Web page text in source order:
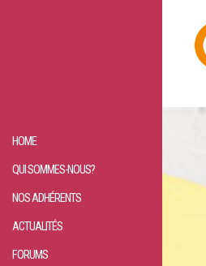
HOME
QUI SOMMES-NOUS?
NOS ADHÉRENTS
ACTUALITÉS
FORUMS